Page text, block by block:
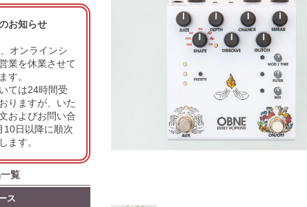
お知らせ
オンラインシ
業を休業させて
す。
ては24時間受
りますが、いた
およびお問い合
10日以降に順次
ます。
覧
ス